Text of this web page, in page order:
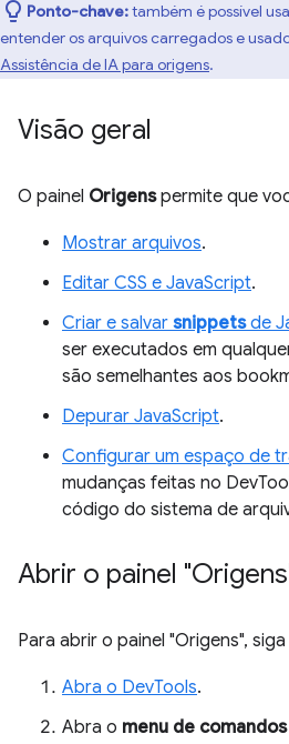
Ponto-chave:também é possível
entender os arquivos carregados e
Assistência de IA para origens.
Visão geral
O painel Origenspermite que
Mostrar arquivos.
Editar CSS e JavaScript.
Criar e salvar snippetsde
ser executados em
são semelhantes aos
Depurar JavaScript.
Configurar um espaço de
mudanças feitas no
código do sistema de
Abrir o painel
Para abrir o painel "Origens",
Abra o DevTools.
Abra o menu de comandos